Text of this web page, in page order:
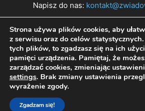
Napisz do nas:
PODĄŻAJ ZA
© All right reserved Zwiadowca
Strona używa plików cookies, aby
z serwisu oraz do celów
tych plików, to zgadzasz się na ich
pamięci urządzenia. Pamiętaj, że
zarządzać cookies, zmieniając
settings. Brak zmiany ustawienia
wyrażenie zgody.
Zgadzam się!